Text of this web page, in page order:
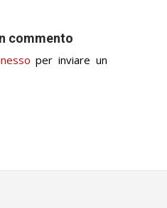
commento
per inviare un